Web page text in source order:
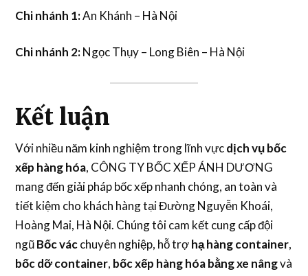
Chi nhánh 1:An Khánh – Hà Nội
Chi nhánh 2:Ngọc Thụy – Long Biên – Hà Nội
Kết luận
Với nhiều năm kinh nghiệm trong lĩnh vựcdịch vụ bốc
xếp hàng hóa, CÔNG TY BỐC XẾP ÁNH DƯƠNG
mang đến giải pháp bốc xếp nhanh chóng, an toàn và
tiết kiệm cho khách hàng tại Đường Nguyễn Khoái,
Hoàng Mai, Hà Nội. Chúng tôi cam kết cung cấp đội
ngũBốc vácchuyên nghiệp, hỗ trợhạ hàng container,
bốc dỡ container, bốc xếp hàng hóa bằng xe nângvà